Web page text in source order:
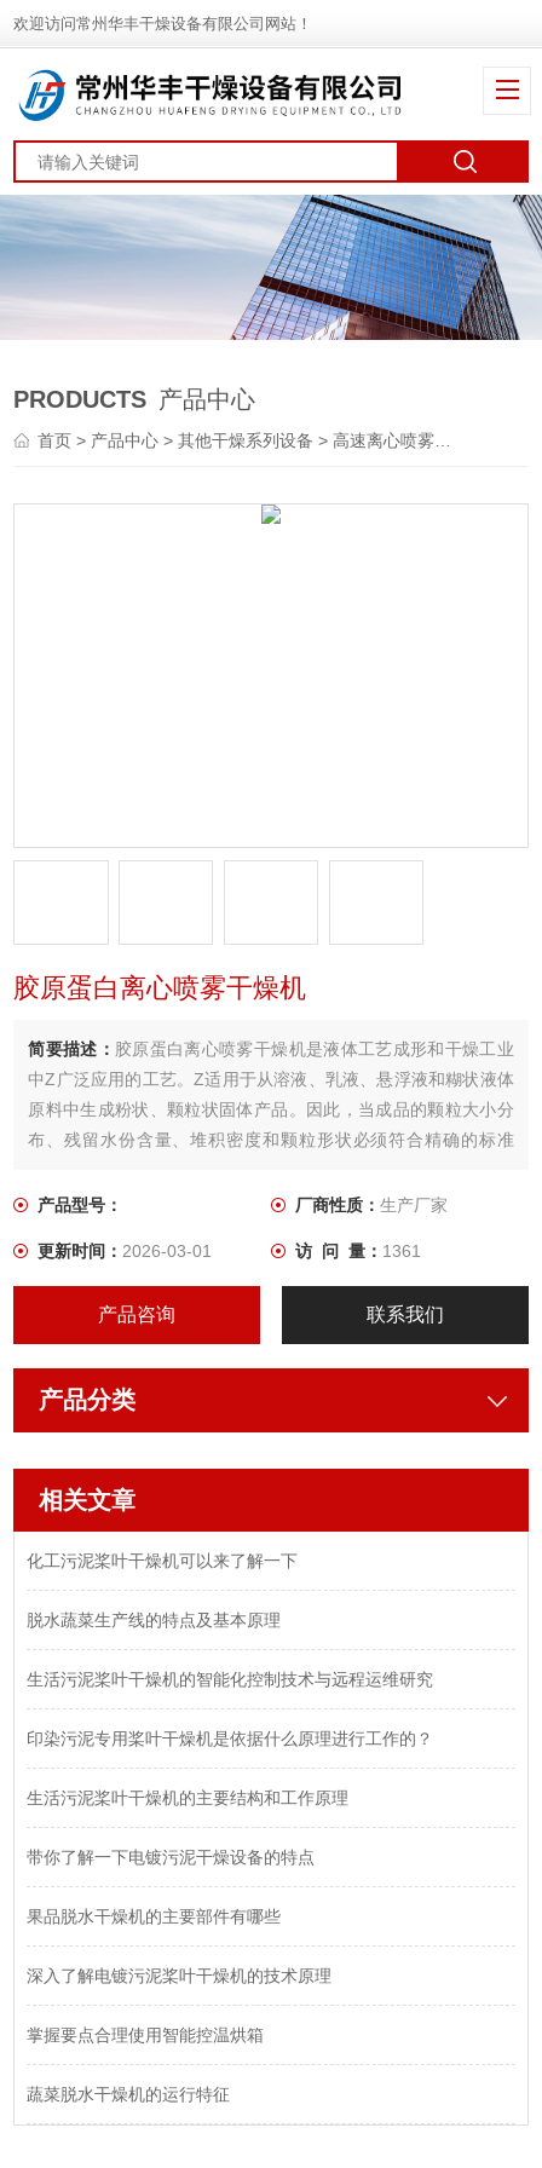
欢迎访问常州华丰干燥设备有限公司网站！
PRODUCTS 产品中心
首页> 产品中心 >其他干燥系列设备 >高速离心喷雾干燥机
胶原蛋白离心喷雾干燥机
简要描述： 胶原蛋白离心喷雾干燥机是液体工艺成形和干燥工业
中Z广泛应用的工艺。Z适用于从溶液、乳液、悬浮液和糊状液体
原料中生成粉状、颗粒状固体产品。因此，当成品的颗粒大小分
布、残留水份含量、堆积密度和颗粒形状必须符合精确的标准
产品型号：
厂商性质： 生产厂家
更新时间：2026-03-01 访 问 量： 1361
产品咨询 联系我们
产品分类
相关文章
化工污泥桨叶干燥机可以来了解一下
脱水蔬菜生产线的特点及基本原理
生活污泥桨叶干燥机的智能化控制技术与远程运维研究
印染污泥专用桨叶干燥机是依据什么原理进行工作的？
生活污泥桨叶干燥机的主要结构和工作原理
带你了解一下电镀污泥干燥设备的特点
果品脱水干燥机的主要部件有哪些
深入了解电镀污泥桨叶干燥机的技术原理
掌握要点合理使用智能控温烘箱
蔬菜脱水干燥机的运行特征